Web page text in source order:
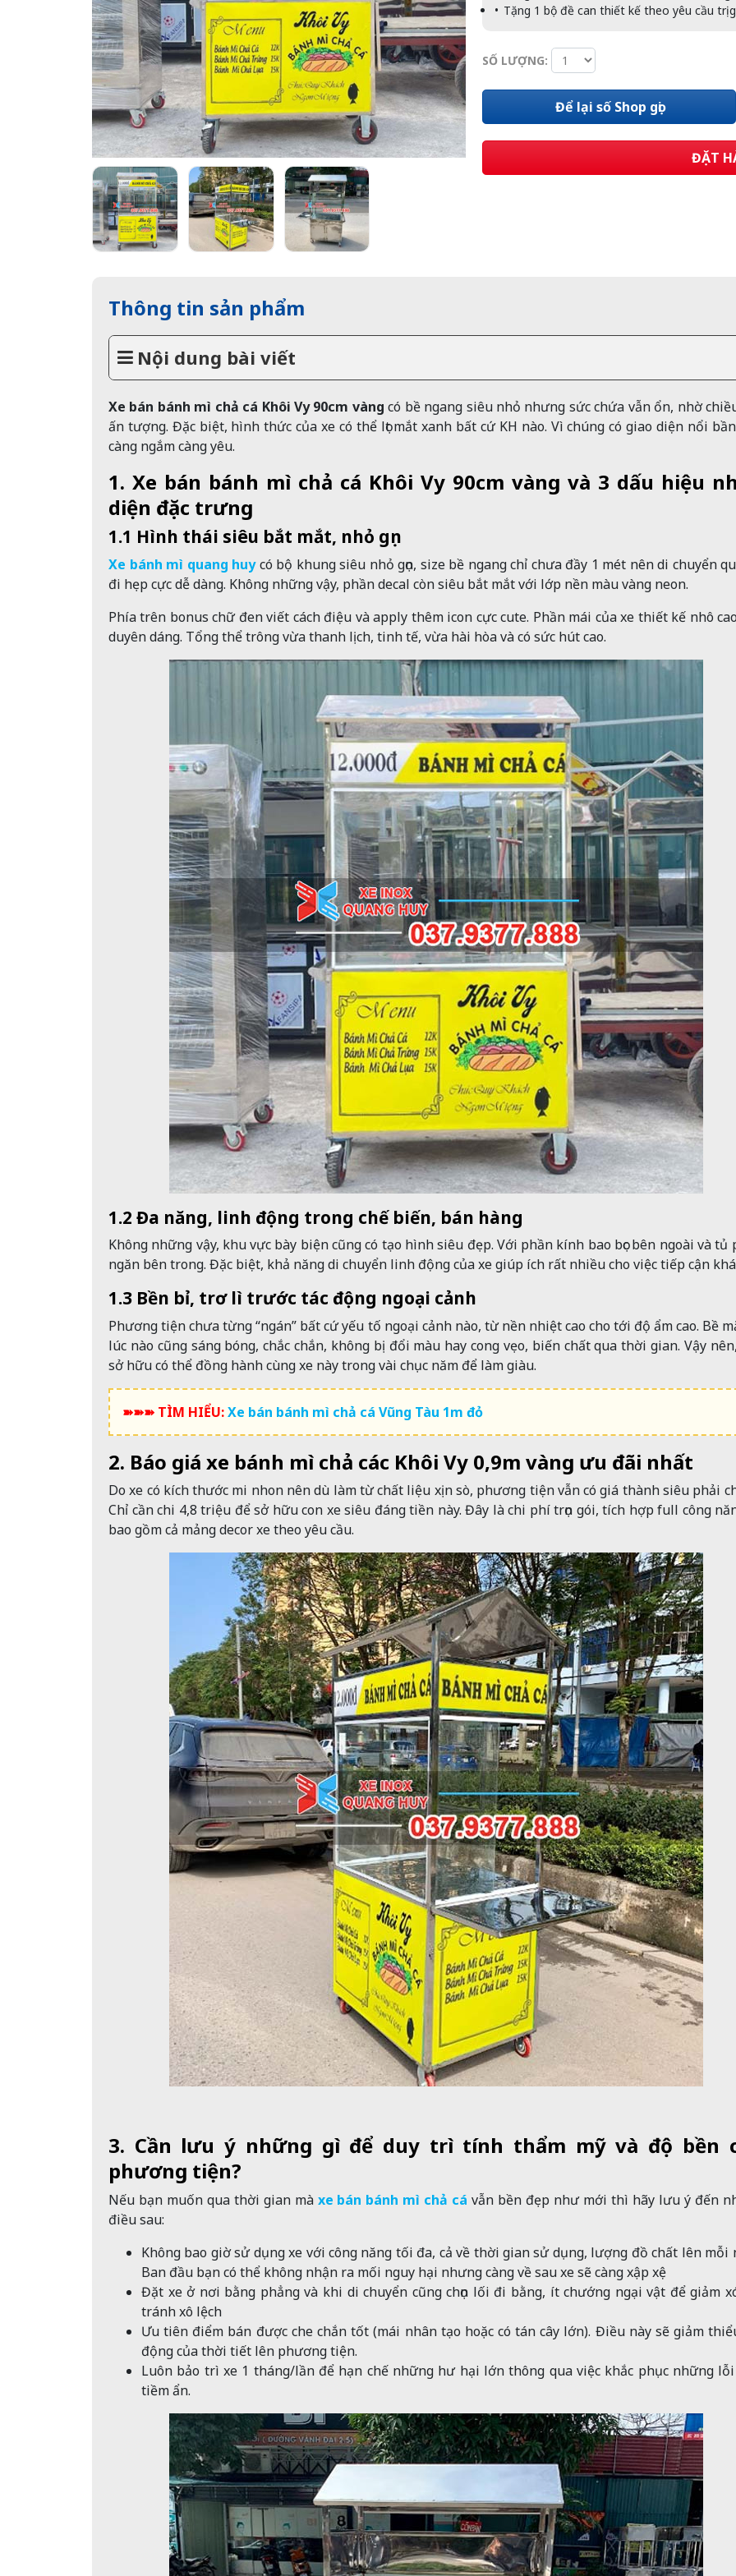
Tặng 1 bộ đề can thiết kế theo yêu cầu trị
SỐ LƯỢNG:
Để lại số Shop gọi
ĐẶT
Thông tin sản phẩm
Nội dung bài viết
Xe bán bánh mì chả cá Khôi Vy 90cm vàng có bề ngang siêu nhỏ nhưng sức chứa vẫn ổn, nhờ
ấn tượng. Đặc biệt, hình thức của xe có thể lọt mắt xanh bất cứ KH nào. Vì chúng có giao diện nổi
càng ngắm càng yêu.
1. Xe bán bánh mì chả cá Khôi Vy 90cm vàng và 3 dấu hiệu
diện đặc trưng
1.1 Hình thái siêu bắt mắt, nhỏ gọn
Xe bánh mì quang huycó bộ khung siêu nhỏ gọn, size bề ngang chỉ chưa đầy 1 mét nên di chuyển
đi hẹp cực dễ dàng. Không những vậy, phần decal còn siêu bắt mắt với lớp nền màu vàng neon.
Phía trên bonus chữ đen viết cách điệu và apply thêm icon cực cute. Phần mái của xe thiết kế nhô
duyên dáng. Tổng thể trông vừa thanh lịch, tinh tế, vừa hài hòa và có sức hút cao.
1.2 Đa năng, linh động trong chế biến, bán hàng
Không những vậy, khu vực bày biện cũng có tạo hình siêu đẹp. Với phần kính bao bọc bên ngoài và tủ
ngăn bên trong. Đặc biệt, khả năng di chuyển linh động của xe giúp ích rất nhiều cho việc tiếp cận
1.3 Bền bỉ, trơ lì trước tác động ngoại cảnh
Phương tiện chưa từng “ngán” bất cứ yếu tố ngoại cảnh nào, từ nền nhiệt cao cho tới độ ẩm cao. Bề
lúc nào cũng sáng bóng, chắc chắn, không bị đổi màu hay cong vẹo, biến chất qua thời gian. Vậy
sở hữu có thể đồng hành cùng xe này trong vài chục năm để làm giàu.
➽➽➽ TÌM HIỂU:Xe bán bánh mì chả cá Vũng Tàu 1m đỏ
2. Báo giá xe bánh mì chả các Khôi Vy 0,9m vàng ưu đãi nhất
Do xe có kích thước mi nhon nên dù làm từ chất liệu xịn sò, phương tiện vẫn có giá thành siêu phải
Chỉ cần chi 4,8 triệu để sở hữu con xe siêu đáng tiền này. Đây là chi phí trọn gói, tích hợp full công
bao gồm cả mảng decor xe theo yêu cầu.
3. Cần lưu ý những gì để duy trì tính thẩm mỹ và độ bền
phương tiện?
Nếu bạn muốn qua thời gian mà xe bán bánh mì chả cá vẫn bền đẹp như mới thì hãy lưu ý đến
điều sau:
Không bao giờ sử dụng xe với công năng tối đa, cả về thời gian sử dụng, lượng đồ chất lên mỗi
Ban đầu bạn có thể không nhận ra mối nguy hại nhưng càng về sau xe sẽ càng xập xệ
Đặt xe ở nơi bằng phẳng và khi di chuyển cũng chọn lối đi bằng, ít chướng ngại vật để giảm
tránh xô lệch
Ưu tiên điểm bán được che chắn tốt (mái nhân tạo hoặc có tán cây lớn). Điều này sẽ giảm
động của thời tiết lên phương tiện.
Luôn bảo trì xe 1 tháng/lần để hạn chế những hư hại lớn thông qua việc khắc phục những
tiềm ẩn.